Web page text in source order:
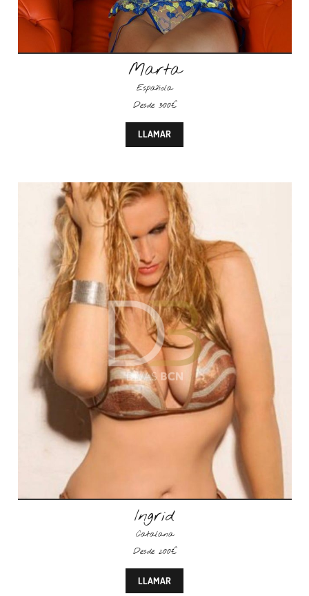
Marta
Española
Desde 300€
LLAMAR
Ingrid
Catalana
Desde 200€
LLAMAR